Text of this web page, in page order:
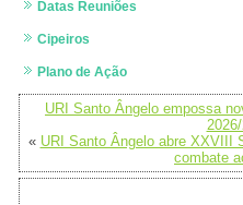
Datas Reuniões
Cipeiros
Plano de Ação
URI Santo Ângelo empossa
« URI Santo Ângelo abre XXVIII
combate